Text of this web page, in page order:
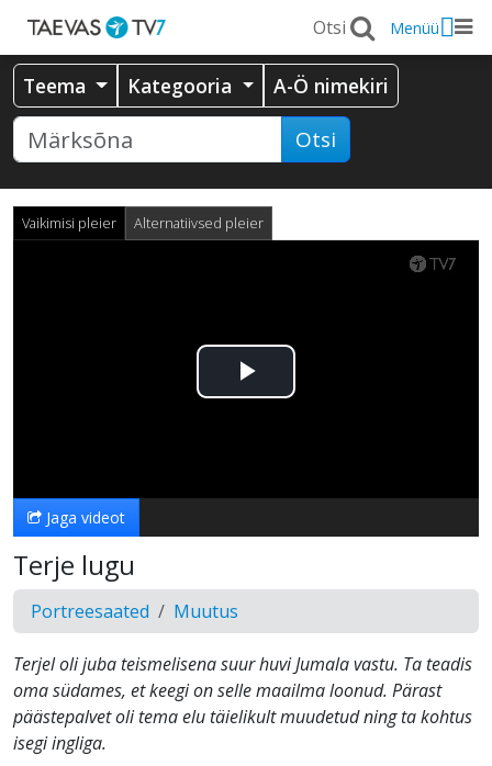
Menüü
Teema Kategooria A-Ö nimekiri
Otsi
Vaikimisi pleier Alternatiivsed pleier
Esita
Jaga videot
Terje lugu
Portreesaated Muutus
Terjel oli juba teismelisena suur huvi Jumala vastu. Ta teadis
oma südames, et keegi on selle maailma loonud. Pärast
päästepalvet oli tema elu täielikult muudetud ning ta kohtus
isegi ingliga.